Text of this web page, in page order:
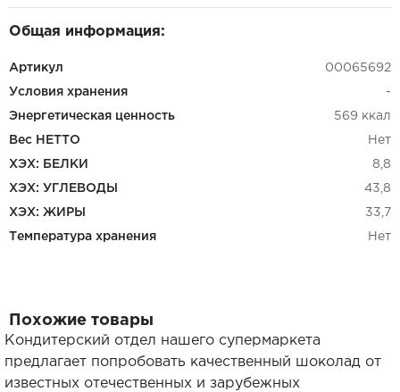
Общая информация:
Артикул 00065692
Условия хранения -
Энергетическая ценность 569 ккал
Вес НЕТТО Нет
ХЭХ: БЕЛКИ 8,8
ХЭХ: УГЛЕВОДЫ 43,8
ХЭХ: ЖИРЫ 33,7
Температура хранения Нет
Похожие товары
Кондитерский отдел нашего супермаркета
предлагает попробовать качественный шоколад от
известных отечественных и зарубежных